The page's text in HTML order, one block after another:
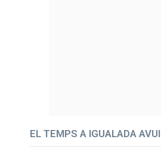
EL TEMPS A IGUALADA AVUI